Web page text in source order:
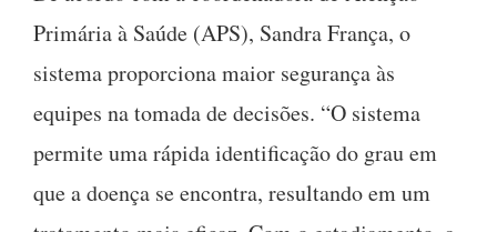
Primária à Saúde (APS), Sandra França, o
sistema proporciona maior segurança às
equipes na tomada de decisões. “O sistema
permite uma rápida identificação do grau em
que a doença se encontra, resultando em um